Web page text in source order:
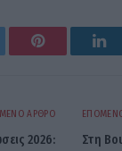
Pinterest
ΆΡΘΡΟ
2026:
Στη